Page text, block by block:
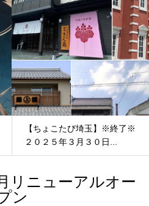
【ちょこたび埼玉】※終了※
２０２５年３月３０日...
リニューアルオー
ン